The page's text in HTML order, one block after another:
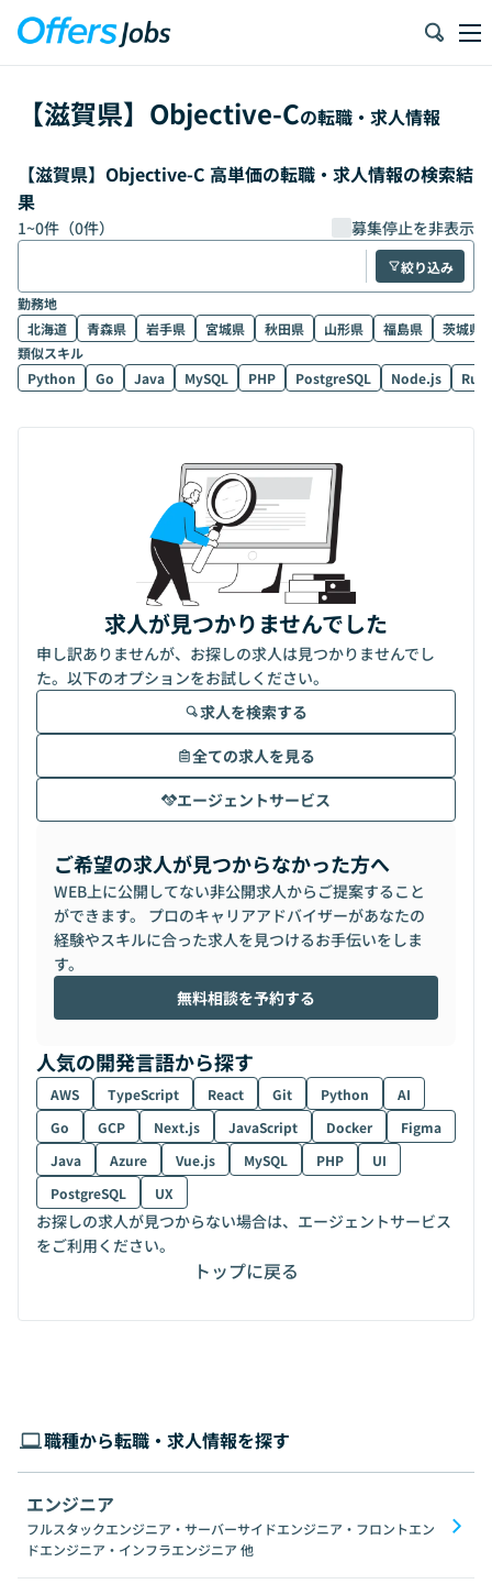
【滋賀県】 Objective-Cの転職・求人情報
【滋賀県】Objective-C 高単価の転職・求人情報の検索結
果
1~0件（0件） 募集停止を非表示
絞り込み
勤務地
北海道
青森県 岩手県 宮城県 秋田県 山形県 福島県
茨城県
類似スキル
Python
Go Java MySQL PHP PostgreSQL Node.js
求人が見つかりませんでした
申し訳ありませんが、お探しの求人は見つかりませんでし
た。以下のオプションをお試しください。
求人を検索する
全ての求人を見る
エージェントサービス
ご希望の求人が見つからなかった方へ
WEB上に公開してない非公開求人からご提案すること
ができます。 プロのキャリアアドバイザーがあなたの
経験やスキルに合った求人を見つけるお手伝いをしま
す。
無料相談を予約する
人気の開発言語から探す
AWS TypeScript React Git Python
AI
Go
GCP Next.js JavaScript Docker
Figma
Java
Azure Vue.js MySQL PHP
UI
PostgreSQL
UX
お探しの求人が見つからない場合は、エージェントサービス
をご利用ください。
トップに戻る
職種から転職・求人情報を探す
エンジニア
フルスタックエンジニア・サーバーサイドエンジニア・フロントエン
ドエンジニア・インフラエンジニア 他